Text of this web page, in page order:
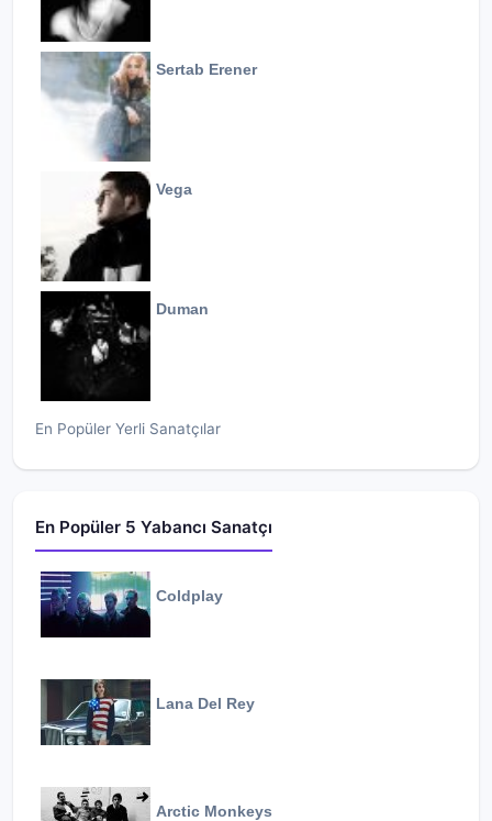
Sertab Erener
Vega
Duman
En Popüler Yerli Sanatçılar
En Popüler 5 Yabancı Sanatçı
Coldplay
Lana Del Rey
Arctic Monkeys